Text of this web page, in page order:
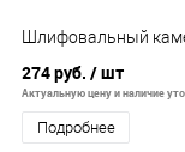
Шлифовальный
274 руб. / шт
Актуальную цену и наличие
Подробнее